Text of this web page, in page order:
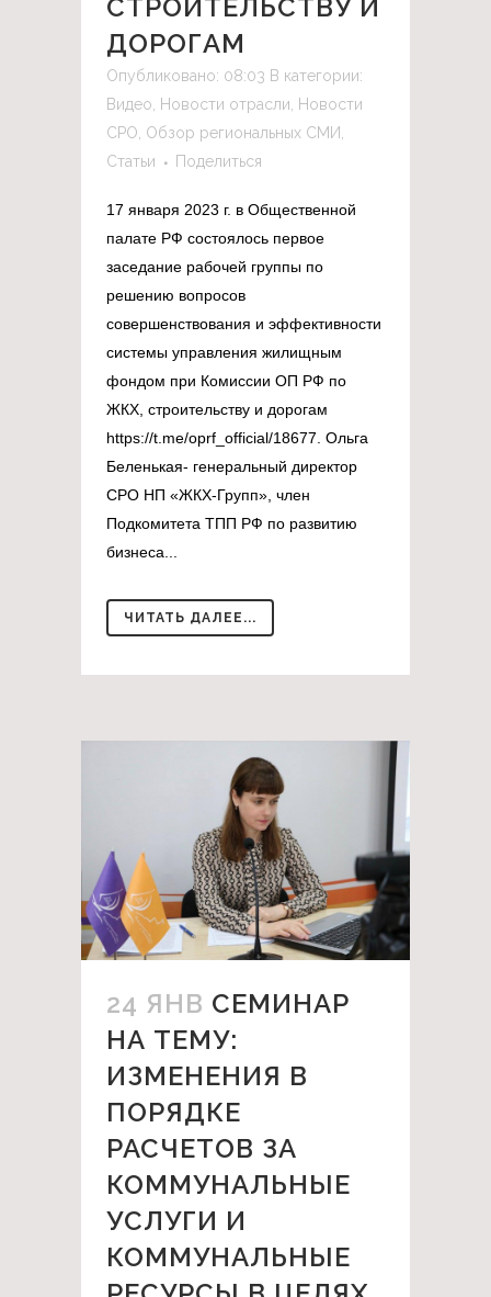
СТРОИТЕЛЬСТВУ И
ДОРОГАМ
Опубликовано: 08:03 В категории:
Видео, Новости отрасли, Новости
СРО, Обзор региональных СМИ,
Статьи
Поделиться
17 января 2023 г. в Общественной
палате РФ состоялось первое
заседание рабочей группы по
решению вопросов
совершенствования и эффективности
системы управления жилищным
фондом при Комиссии ОП РФ по
ЖКХ, строительству и дорогам
https://t.me/oprf_official/18677. Ольга
Беленькая- генеральный директор
СРО НП «ЖКХ-Групп», член
Подкомитета ТПП РФ по развитию
бизнеса...
ЧИТАТЬ ДАЛЕЕ...
24 ЯНВ СЕМИНАР
НА ТЕМУ:
ИЗМЕНЕНИЯ В
ПОРЯДКЕ
РАСЧЕТОВ ЗА
КОММУНАЛЬНЫЕ
УСЛУГИ И
КОММУНАЛЬНЫЕ